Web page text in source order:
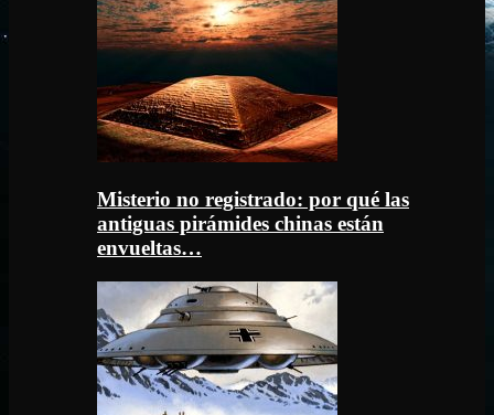
Misterio no registrado: por qué las
antiguas pirámides chinas están
envueltas…